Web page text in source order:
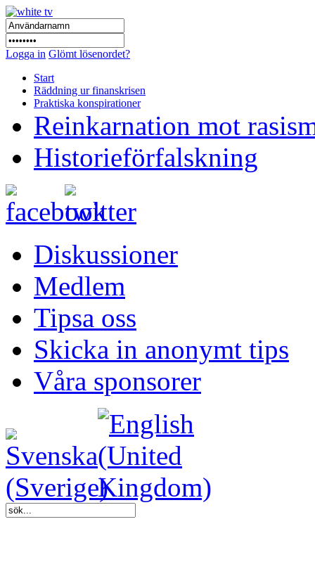
Logga in Glömt lösenordet?
Start
Räddning ur finanskrisen
Praktiska konspirationer
Reinkarnation mot
Historieförfalskning
Diskussioner
Medlem
Tipsa oss
Skicka in anonymt tips
Våra sponsorer